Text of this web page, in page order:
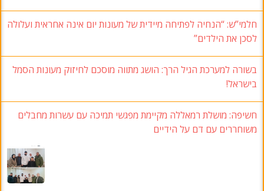
חלמי”ש: “הנחיה לפתיחה מיידית של מעונות יום אינה אחראית ועלולה
לסכן את הילדים”
בשורה למערכת הגיל הרך: הושג מתווה מוסכם לחיזוק מעונות הסמל
בישראל!
חשיפה: מושלת רמאללה מקיימת מפגשי תמיכה עם עשרות מחבלים
משוחררים עם דם על הידיים